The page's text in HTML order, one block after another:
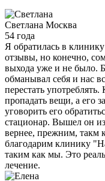
Светлана Москва
54 года
Я обратилась в
отзывы, но конечно,
выхода уже и не было.
обманывал себя и нас
перестать
пропадать вещи, а его
уговорить его
стационар. Вышел он
вернее, прежним,
благодарим клинику
таким как мы. Это
лечение.